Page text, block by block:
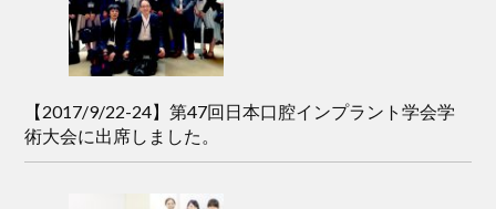
【2017/9/22-24】第47回日本口腔インプラント学会学
術大会に出席しました。